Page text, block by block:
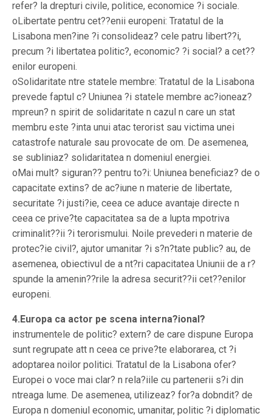
refer? la drepturi civile, politice, economice ?i sociale.
oLibertate pentru cet??enii europeni: Tratatul de la
Lisabona men?ine ?i consolideaz? cele patru libert??i,
precum ?i libertatea politic?, economic? ?i social? a cet??
enilor europeni.
oSolidaritate ntre statele membre: Tratatul de la Lisabona
prevede faptul c? Uniunea ?i statele membre ac?ioneaz?
mpreun? n spirit de solidaritate n cazul n care un stat
membru este ?inta unui atac terorist sau victima unei
catastrofe naturale sau provocate de om. De asemenea,
se subliniaz? solidaritatea n domeniul energiei.
oMai mult? siguran?? pentru to?i: Uniunea beneficiaz? de o
capacitate extins? de ac?iune n materie de libertate,
securitate ?i justi?ie, ceea ce aduce avantaje directe n
ceea ce prive?te capacitatea sa de a lupta mpotriva
criminalit??ii ?i terorismului. Noile prevederi n materie de
protec?ie civil?, ajutor umanitar ?i s?n?tate public? au, de
asemenea, obiectivul de a nt?ri capacitatea Uniunii de a r?
spunde la amenin??rile la adresa securit??ii cet??enilor
europeni.
4.Europa ca actor pe scena interna?ional?
instrumentele de politic? extern? de care dispune Europa
sunt regrupate att n ceea ce prive?te elaborarea, ct ?i
adoptarea noilor politici. Tratatul de la Lisabona ofer?
Europei o voce mai clar? n rela?iile cu partenerii s?i din
ntreaga lume. De asemenea, utilizeaz? for?a dobndit? de
Europa n domeniul economic, umanitar, politic ?i diplomatic